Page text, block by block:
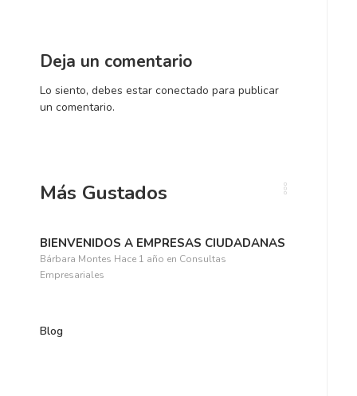
Deja un comentario
Lo siento, debes estar conectado para publicar
un comentario.
Más Gustados
BIENVENIDOS A EMPRESAS CIUDADANAS
Bárbara Montes Hace 1 año en Consultas
Empresariales
Blog